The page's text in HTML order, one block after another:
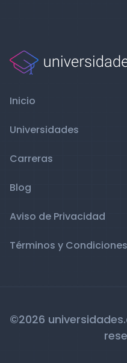
Inicio
Universidades
Carreras
Blog
Aviso de Privacidad
Términos y Condiciones
©2026